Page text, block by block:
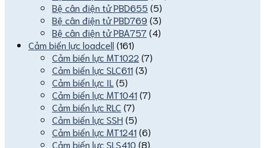
Bệ cân điện tử PBD655 (5)
Bệ cân điện tử PBD769 (3)
Bệ cân điện tử PBA757(4)
Cảm biến lực loadcell (161)
Cảm biến lực MT1022 (7)
Cảm biến lực SLC611(3)
Cảm biến lực IL (5)
Cảm biến lực MT1041(7)
Cảm biến lực RLC (7)
Cảm biến lực SSH (5)
Cảm biến lực MT1241(6)
Cảm biến lực SLS410 (8)